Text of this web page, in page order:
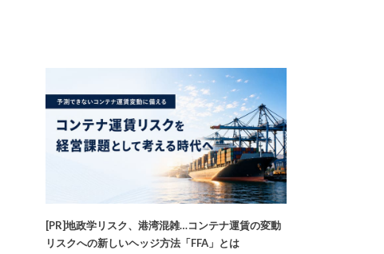
[PR]地政学リスク、港湾混雑…コンテナ運賃の変動
リスクへの新しいヘッジ方法「FFA」とは